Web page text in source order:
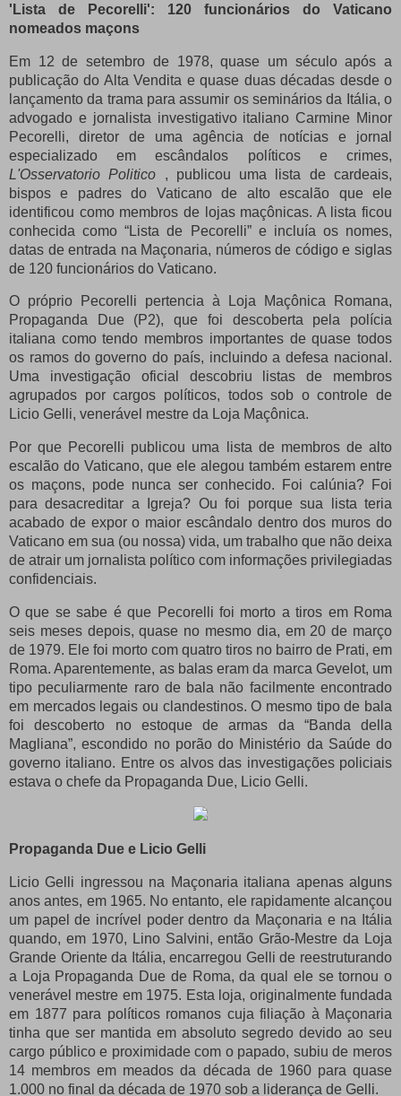
'Lista de Pecorelli': 120 funcionários do Vaticano
nomeados maçons
Em 12 de setembro de 1978, quase um século após a
publicação do Alta Vendita e quase duas décadas desde o
lançamento da trama para assumir os seminários da Itália, o
advogado e jornalista investigativo italiano Carmine Minor
Pecorelli, diretor de uma agência de notícias e jornal
especializado em escândalos políticos e crimes,
L'Osservatorio Politico , publicou uma lista de cardeais,
bispos e padres do Vaticano de alto escalão que ele
identificou como membros de lojas maçônicas. A lista ficou
conhecida como “Lista de Pecorelli” e incluía os nomes,
datas de entrada na Maçonaria, números de código e siglas
de 120 funcionários do Vaticano.
O próprio Pecorelli pertencia à Loja Maçônica Romana,
Propaganda Due (P2), que foi descoberta pela polícia
italiana como tendo membros importantes de quase todos
os ramos do governo do país, incluindo a defesa nacional.
Uma investigação oficial descobriu listas de membros
agrupados por cargos políticos, todos sob o controle de
Licio Gelli, venerável mestre da Loja Maçônica.
Por que Pecorelli publicou uma lista de membros de alto
escalão do Vaticano, que ele alegou também estarem entre
os maçons, pode nunca ser conhecido.
Foi calúnia?
Foi
para desacreditar a Igreja? Ou foi porque sua lista teria
acabado de expor o maior escândalo dentro dos muros do
Vaticano em sua (ou nossa) vida, um trabalho que não deixa
de atrair um jornalista político com informações privilegiadas
confidenciais.
O que se sabe é que Pecorelli foi morto a tiros em Roma
seis meses depois, quase no mesmo dia, em 20 de março
de 1979. Ele foi morto com quatro tiros no bairro de Prati, em
Roma.Aparentemente, as balas eram da marca Gevelot, um
tipo peculiarmente raro de bala não facilmente encontrado
em mercados legais ou clandestinos.O mesmo tipo de bala
foi descoberto no estoque de armas da “Banda della
Magliana”, escondido no porão do Ministério da Saúde do
governo italiano. Entre os alvos das investigações policiais
estava o chefe da Propaganda Due, Licio Gelli.
Propaganda Due e Licio Gelli
Licio Gelli ingressou na Maçonaria italiana apenas alguns
anos antes, em 1965. No entanto, ele rapidamente alcançou
um papel de incrível poder dentro da Maçonaria e na Itália
quando, em 1970, Lino Salvini, então Grão-Mestre da Loja
Grande Oriente da Itália, encarregou Gelli de reestruturando
a Loja Propaganda Due de Roma, da qual ele se tornou o
venerável mestre em 1975. Esta loja, originalmente fundada
em 1877 para políticos romanos cuja filiação à Maçonaria
tinha que ser mantida em absoluto segredo devido ao seu
cargo público e proximidade com o papado, subiu de meros
14 membros em meados da década de 1960 para quase
1.000 no final da década de 1970 sob a liderança de Gelli.